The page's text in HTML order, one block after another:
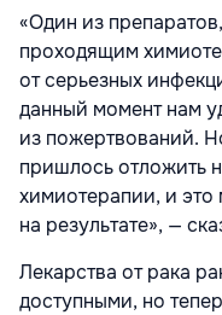
«Один из
проходящим
от серьезных
данный момент нам
из пожертвований.
пришлось отложить
химиотерапии, и это
на результате», —
Лекарства от рака
доступными, но